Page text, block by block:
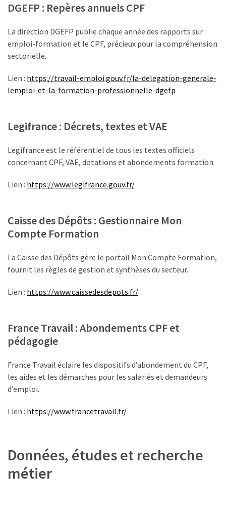
DGEFP : Repères annuels CPF
La direction DGEFP publie chaque année des rapports sur
emploi-formation et le CPF, précieux pour la compréhension
sectorielle.
Lien : https://travail-emploi.gouv.fr/la-delegation-generale-
lemploi-et-la-formation-professionnelle-dgefp
Legifrance : Décrets, textes et VAE
Legifrance est le référentiel de tous les textes officiels
concernant CPF, VAE, dotations et abondements formation.
Lien : https://www.legifrance.gouv.fr/
Caisse des Dépôts : Gestionnaire Mon
Compte Formation
La Caisse des Dépôts gère le portail Mon Compte Formation,
fournit les règles de gestion et synthèses du secteur.
Lien : https://www.caissedesdepots.fr/
France Travail : Abondements CPF et
pédagogie
France Travail éclaire les dispositifs d’abondement du CPF,
les aides et les démarches pour les salariés et demandeurs
d’emploi.
Lien : https://www.francetravail.fr/
Données, études et recherche
métier